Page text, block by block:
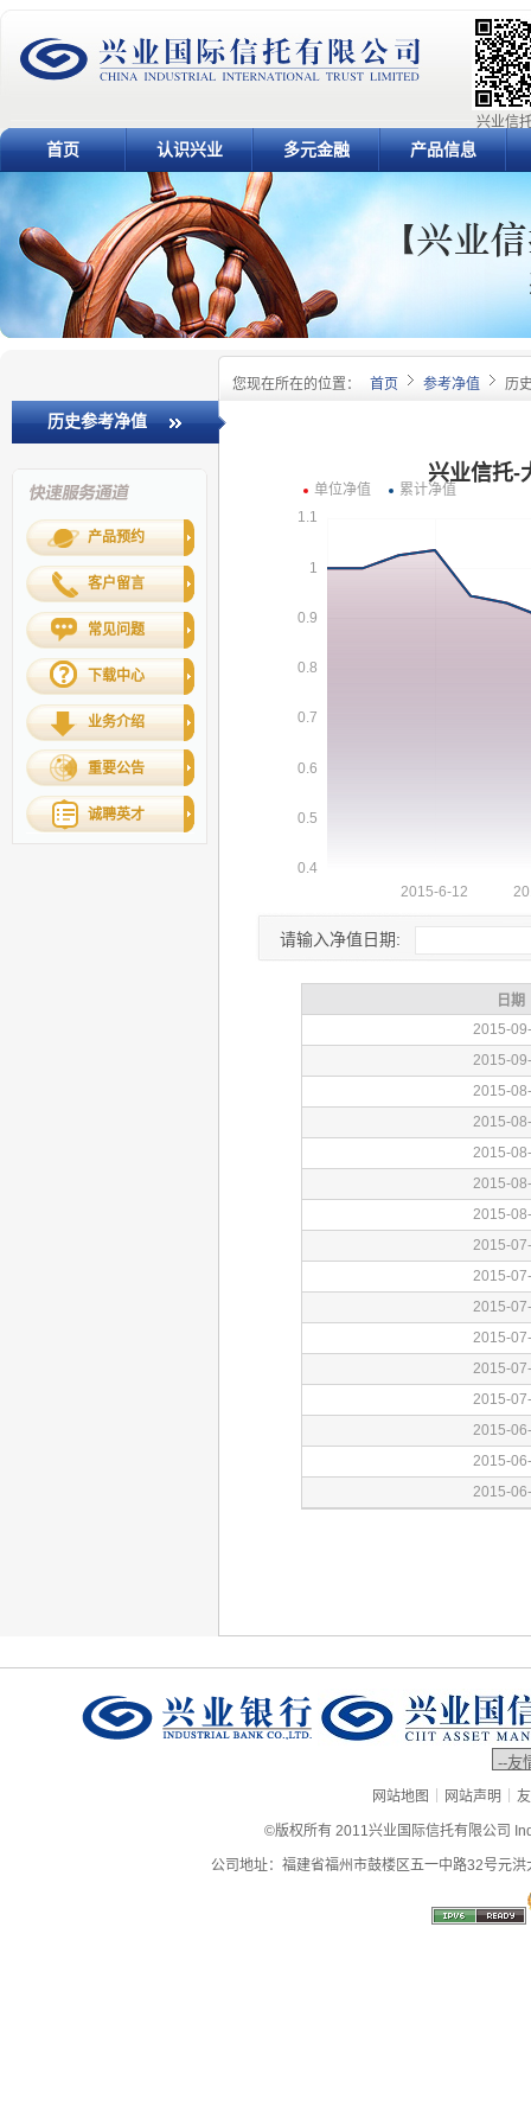
兴业信
首页 认识兴业 多元金融 产品信息
您现在所在的位置： 首页 参考净值 历
历史参考净值
产品预约
客户留言
常见问题
下载中心
业务介绍
重要公告
诚聘英才
请输入净值日期:
网站地图 | 网站声明 |
©版权所有 2011兴业国际信托有限公司
公司地址：福建省福州市鼓楼区五一中路32号元